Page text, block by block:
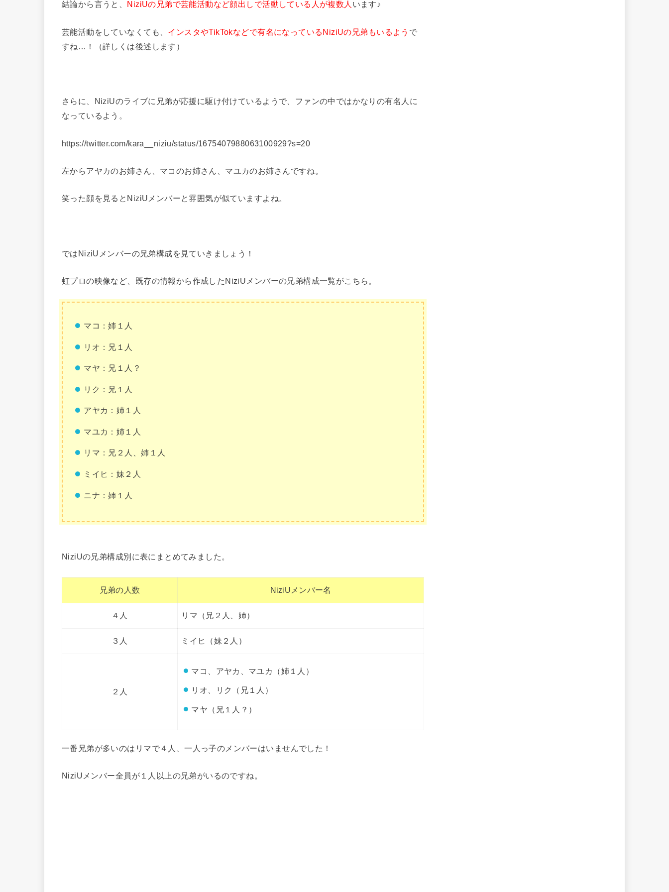
結論から言うと、 NiziUの兄弟で芸能活動など顔出しで活動している人が複数人 います♪
芸能活動をしていなくても、 インスタやTikTokなどで有名になっているNiziUの兄弟もいるよう で
すね…！（詳しくは後述します）
さらに、NiziUのライブに兄弟が応援に駆け付けているようで、ファンの中ではかなりの有名人に
なっているよう。
https://twitter.com/kara__niziu/status/1675407988063100929?s=20
左からアヤカのお姉さん、マコのお姉さん、マユカのお姉さんですね。
笑った顔を見るとNiziUメンバーと雰囲気が似ていますよね。
ではNiziUメンバーの兄弟構成を見ていきましょう！
虹プロの映像など、既存の情報から作成したNiziUメンバーの兄弟構成一覧がこちら。
マコ：姉１人
リオ：兄１人
マヤ：兄１人？
リク：兄１人
アヤカ：姉１人
マユカ：姉１人
リマ：兄２人、姉１人
ミイヒ：妹２人
ニナ：姉１人
NiziUの兄弟構成別に表にまとめてみました。
兄弟の人数 NiziUメンバー名
４人 リマ（兄２人、姉）
３人 ミイヒ（妹２人）
２人
マコ、アヤカ、マユカ（姉１人）
リオ、リク（兄１人）
マヤ（兄１人？）
一番兄弟が多いのはリマで４人、一人っ子のメンバーはいませんでした！
NiziUメンバー全員が１人以上の兄弟がいるのですね。